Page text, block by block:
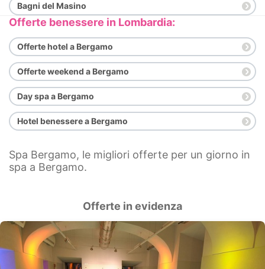
Bagni del Masino
Offerte benessere in Lombardia:
Offerte hotel a Bergamo
Offerte weekend a Bergamo
Day spa a Bergamo
Hotel benessere a Bergamo
Spa Bergamo, le migliori offerte per un giorno in
spa a Bergamo.
Offerte in evidenza